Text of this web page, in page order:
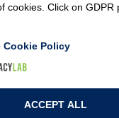
- Capitale sociale: 62.400,00
cookies. Click on GDPR
Cookie Policy
ACCEPT ALL